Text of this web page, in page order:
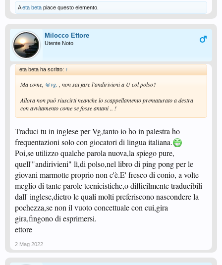
Aeta beta piace questo elemento.
Milocco Ettore
Utente Noto
eta beta ha scritto: ↑
Ma come, @vg. , non sai fare l'andirivieni a U col polso?
Allora non può riuscirti neanche lo scappellamento prematurato a destra
con avvitamento come se fosse antani .. !
Traduci tu in inglese per Vg,tanto io ho in palestra ho
frequentazioni solo con giocatori di lingua italiana.
Poi,se utilizzo qualche parola nuova,la spiego pure,
quell'"andirivieni" lì,di polso,nel libro di ping pong per le
giovani marmotte proprio non c'è.E' fresco di conio, a volte
meglio di tante parole tecnicistiche,o difficilmente traducibili
dall' inglese,dietro le quali molti preferiscono nascondere la
pochezza,se non il vuoto concettuale con cui,gira
gira,fingono di esprimersi.
ettore
2 Mag 2022